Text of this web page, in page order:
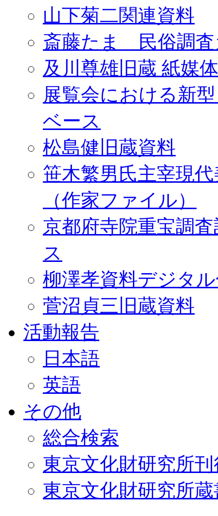
山下菊二関連資料
斎藤たま 民俗調査
及川尊雄旧蔵 紙媒
展覧会における新
ベース
松島健旧蔵資料
笹木繁男氏主宰現
（作家ファイル）
京都府寺院重宝調
ス
柳澤孝資料デジタ
菅沼貞三旧蔵資料
活動報告
日本語
英語
その他
総合検索
東京文化財研究所
東京文化財研究所